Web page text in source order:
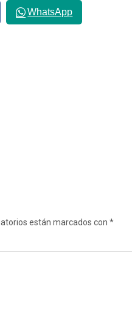
WhatsApp
están marcados con *